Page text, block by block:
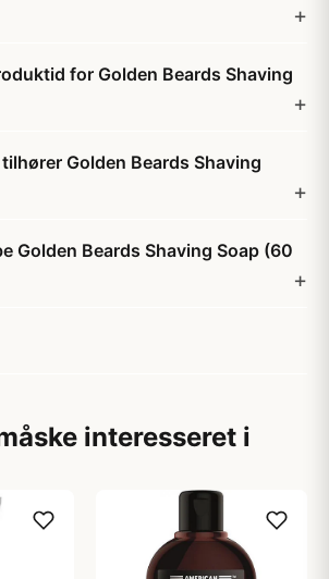
for Golden Beards Shaving
Golden Beards Shaving
Golden Beards Shaving Soap (60
interesseret i